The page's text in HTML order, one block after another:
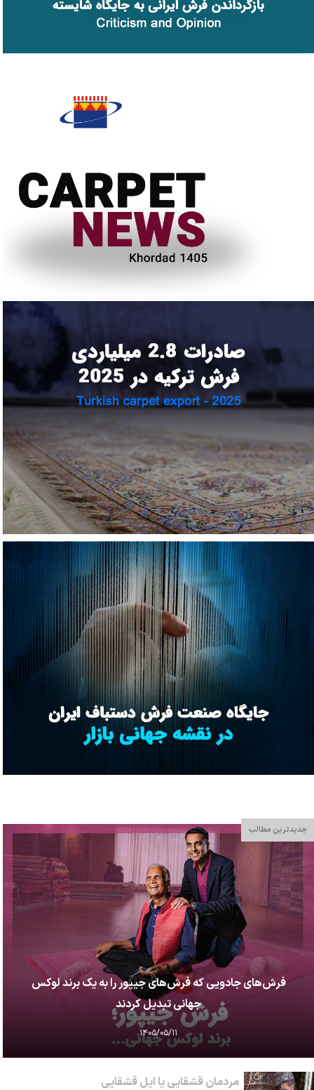
جدیدترین مطالب
فرش‌های جادویی که فرش‌های جیپور را به یک برند لوکس
جهانی تبدیل کردند
۱۴۰۵/۰۵/۱۱
مردمان قشقایی یا ایل قشقایی